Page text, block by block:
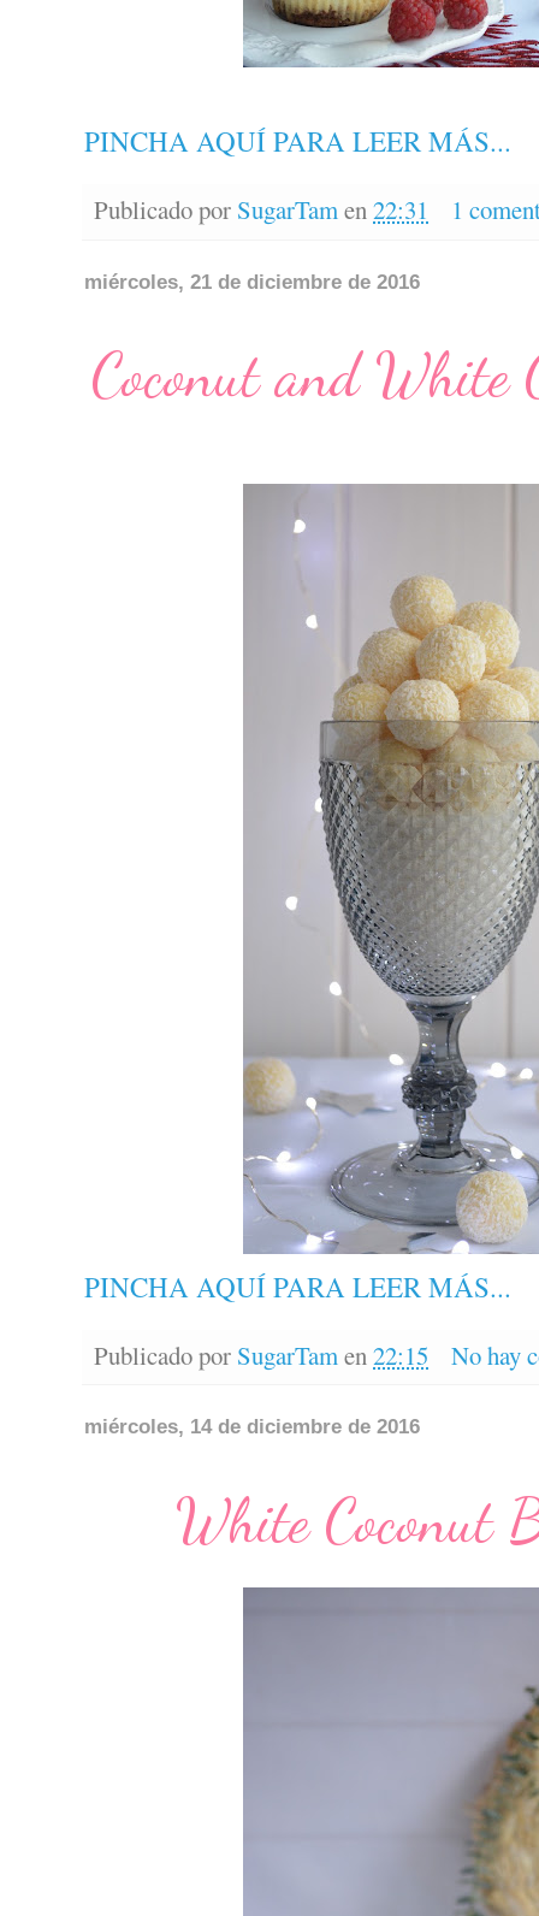
PINCHA AQUÍ PARA LEER MÁS...
Publicado por SugarTamen22:31 1
miércoles, 21 de diciembre de 2016
Coconut and White
PINCHA AQUÍ PARA LEER MÁS...
Publicado por SugarTamen22:15 No hay
miércoles, 14 de diciembre de 2016
White Coconut